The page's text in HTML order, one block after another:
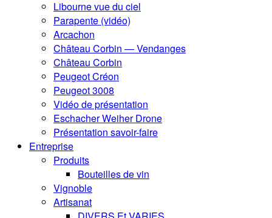
Libourne vue du ciel
Parapente (vidéo)
Arcachon
Château Corbin — Vendanges
Château Corbin
Peugeot Créon
Peugeot 3008
Vidéo de présentation
Eschacher Weiher Drone
Présentation savoir-faire
Entreprise
Produits
Bouteilles de vin
Vignoble
Artisanat